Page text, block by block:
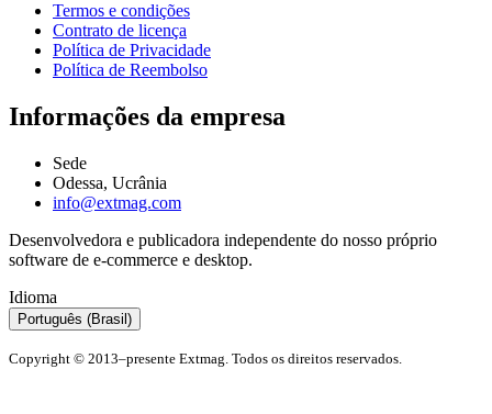
Termos e condições
Contrato de licença
Política de Privacidade
Política de Reembolso
Informações da empresa
Sede
Odessa, Ucrânia
info@extmag.com
Desenvolvedora e publicadora independente do nosso próprio
software de e-commerce e desktop.
Idioma
Português (Brasil)
Copyright © 2013–presente Extmag. Todos os direitos reservados.